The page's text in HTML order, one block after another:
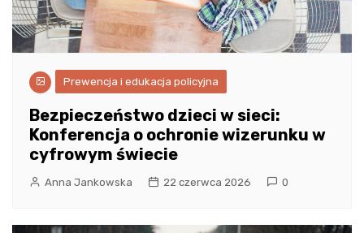
Prewencja i edukacja policyjna
Bezpieczeństwo dzieci w sieci:
Konferencja o ochronie wizerunku w
cyfrowym świecie
Anna Jankowska 22 czerwca 2026 0